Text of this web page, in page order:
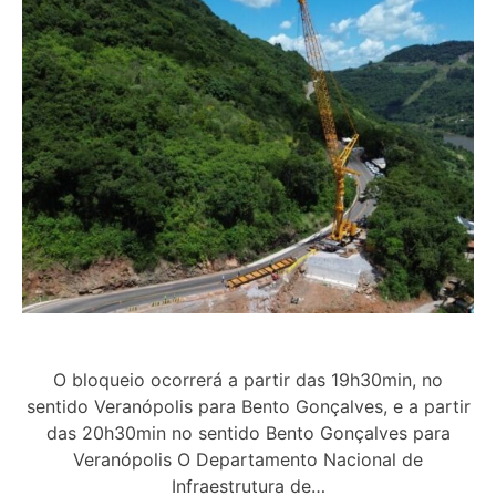
O bloqueio ocorrerá a partir das 19h30min, no
sentido Veranópolis para Bento Gonçalves, e a partir
das 20h30min no sentido Bento Gonçalves para
Veranópolis O Departamento Nacional de
Infraestrutura de…